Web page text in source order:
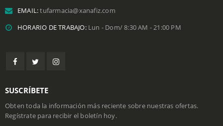
una cuadra del puente 9 de la Aupista G. Rumiñahui.
TELÉFONO:0963653282 - 022341542
HORARIO DE TRABAJO:
SUSCRÍBETE